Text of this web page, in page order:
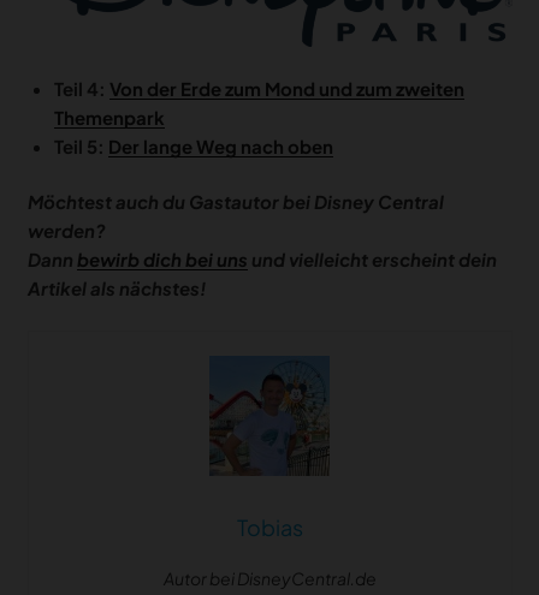
Teil 4: Von der Erde zum Mond und zum zweiten
Themenpark
Teil 5: Der lange Weg nach oben
Möchtest auch du Gastautor bei Disney Central
werden?
Dann bewirb dich bei uns und vielleicht erscheint dein
Artikel als nächstes!
Tobias
Autor bei DisneyCentral.de